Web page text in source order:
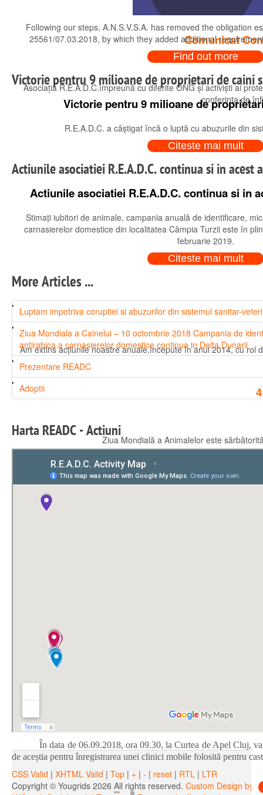
Comunicat
Asociația R.E.A.D.C.împreună cu diferite ONG și activiști ai
conferința de
Am extins acțiunile noastre anuale,începute în anul 2014, cu
Ziua Mondială a Animalelor este
În data de 06.09.2018, ora 09.30, la Curtea de Apel Cluj,
de aceștia pentru înregistrarea unei clinici mobile folosită pentru
Following our steps, A.N.S.V.S.A. has removed the obligation
25561/07.03.2018, by which they added additional
Find out more
Victorie pentru 9 milioane de proprietari de caini
Victorie pentru 9 milioane de
R.E.A.D.C. a câștigat încă o luptă cu abuzurile din
Citeste mai mult
Actiunile asociatiei R.E.A.D.C. continua si in acest
Actiunile asociatiei R.E.A.D.C. continua si in
Stimați iubitori de animale, campania anuală de identificare,
carnasierelor domestice din localitatea Câmpia Turzii este în
februarie 2019.
Citeste mai mult
More Articles ...
Luptam impotriva coruptiei si abuzurilor din sistemul sanitar-
Ziua Mondiala a Cainelui – 10 octombrie 2018 Campania de
antirabica a carnasierelor domestice continua in Delta Dunarii
Prezentare READC
Adoptii
Harta READC - Actiuni
CSS Valid | XHTML Valid | Top | + | - | reset | RTL | LTR
Copyright © Yougrids 2026 All rights reserved. Custom Design by